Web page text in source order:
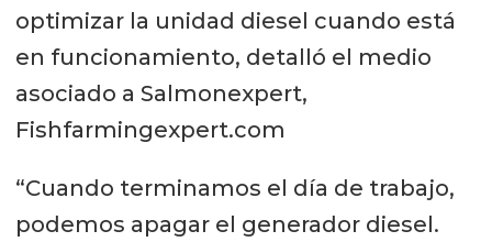
optimizar la unidad diesel cuando está
en funcionamiento, detalló el medio
asociado a Salmonexpert,
Fishfarmingexpert.com
“Cuando terminamos el día de trabajo,
podemos apagar el generador diesel.